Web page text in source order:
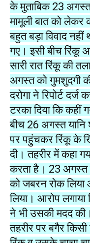
के मुताबिक 23 अगस्त
मामूली बात को
बहुत बड़ा विवाद नहीं
गए। इसी बीच रिंकू
सारी रात रिंकू की
अगस्त को गुमशुदगी
दरोगा ने रिपोर्ट
टरका दिया कि कहीं
बीच 26 अगस्त यानि
पर पहुंचकर रिंकू के
दी। तहरीर में कहा
करता है। 23 अगस्त
को जबरन रोक
लिया। आरोप लगाया
ने भी उसकी मदद
तहरीर पर बगैर